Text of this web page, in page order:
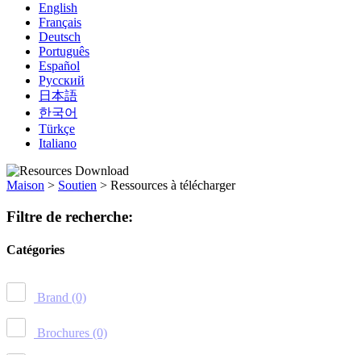
English
Français
Deutsch
Português
Español
Русский
日本語
한국어
Türkçe
Italiano
Maison > Soutien > Ressources à télécharger
Filtre de recherche:
Catégories
Brand (0)
Brochures (0)